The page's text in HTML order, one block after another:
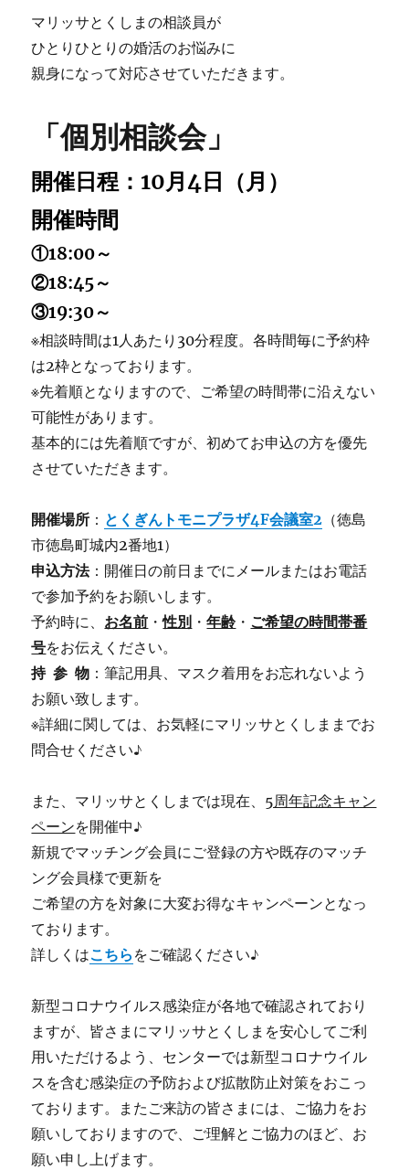
マリッサとくしまの相談員が
ひとりひとりの婚活のお悩みに
親身になって対応させていただきます。
「個別相談会」
開催日程：10月4日（月）
開催時間
①18:00～
②18:45～
③19:30～
※相談時間は1人あたり30分程度。各時間毎に予約枠
は2枠となっております。
※先着順となりますので、ご希望の時間帯に沿えない
可能性があります。
基本的には先着順ですが、初めてお申込の方を優先
させていただきます。
開催場所 ： とくぎんトモニプラザ4F会議室2 （徳島
市徳島町城内2番地1）
申込方法：開催日の前日までにメールまたはお電話
で参加予約をお願いします。
予約時に、 お名前 ・性別 ・年齢 ・ ご希望の時間帯番
号をお伝えください。
持 参 物 ：筆記用具、マスク着用をお忘れないよう
お願い致します。
※詳細に関しては、お気軽にマリッサとくしままでお
問合せください♪
また、マリッサとくしまでは現在、 5周年記念キャン
ペーンを開催中♪
新規でマッチング会員にご登録の方や既存のマッチ
ング会員様で更新を
ご希望の方を対象に大変お得なキャンペーンとなっ
ております。
詳しくはこちら をご確認ください♪
新型コロナウイルス感染症が各地で確認されており
ますが、皆さまにマリッサとくしまを安心してご利
用いただけるよう、センターでは新型コロナウイル
スを含む感染症の予防および拡散防止対策をおこっ
ております。またご来訪の皆さまには、ご協力をお
願いしておりますので、ご理解とご協力のほど、お
願い申し上げます。